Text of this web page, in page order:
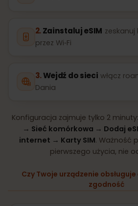
Zainstaluj eSIM zeskanuj
przez Wi‑Fi
Wejdź do sieci włącz
Dania
Konfiguracja zajmuje tylko 2
→ Sieć komórkowa → Dodaj
internet → Karty SIM. Ważność
pierwszego użycia, nie
Czy Twoje urządzenie obsługuje
zgodność